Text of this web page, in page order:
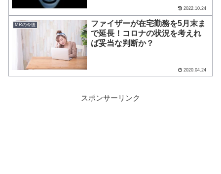
2022.10.24
MRの今後
ファイザーが在宅勤務を5月末ま
で延長！コロナの状況を考えれ
ば妥当な判断か？
2020.04.24
スポンサーリンク